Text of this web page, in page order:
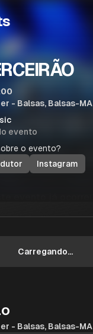
- Balsas, Balsas-MA
evento
o evento?
Instagram
Carregando...
- Balsas, Balsas-MA